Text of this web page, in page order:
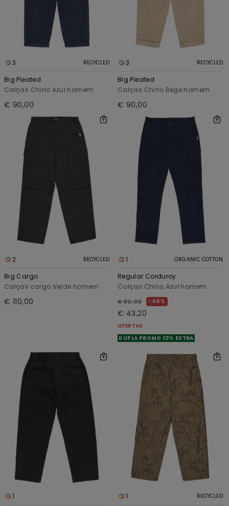
3 RECYCLED
Big Pleated
Calças Chino Azul homem
€ 90,00
3 RECYCLED
Big Pleated
Calças Chino Bege homem
€ 90,00
2 RECYCLED
Big Cargo
Calças cargo Verde homem
€ 110,00
1 ORGANIC COTTON
Regular Corduroy
Calças Chino Azul homem
€ 80,00 46%
€ 43,20
OFERTAS
DUPLA PROMO 10% EXTRA
1
1 RECYCLED